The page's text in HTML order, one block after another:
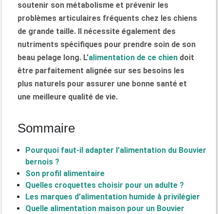
soutenir son métabolisme et prévenir les
problèmes articulaires fréquents chez les chiens
de grande taille. Il nécessite également des
nutriments spécifiques pour prendre soin de son
beau pelage long. L’alimentation de ce chien doit
être parfaitement alignée sur ses besoins les
plus naturels pour assurer une bonne santé et
une meilleure qualité de vie.
Sommaire
Pourquoi faut-il adapter l’alimentation du Bouvier
bernois ?
Son profil alimentaire
Quelles croquettes choisir pour un adulte ?
Les marques d’alimentation humide à privilégier
Quelle alimentation maison pour un Bouvier